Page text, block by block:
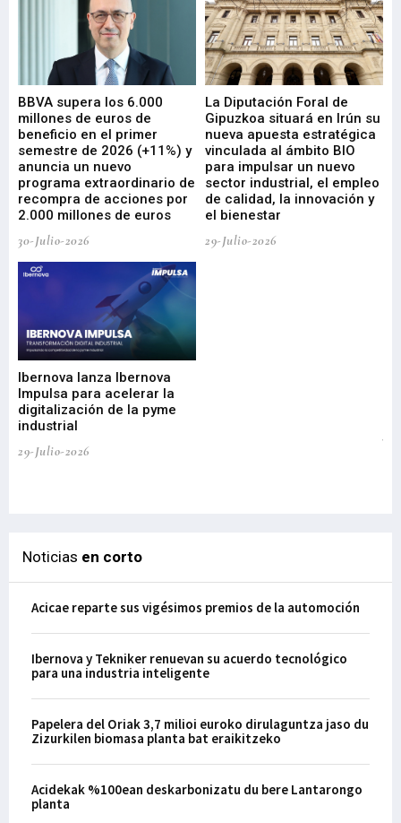
BBVA supera los 6.000
millones de euros de
beneficio en el primer
semestre de 2026 (+11%) y
anuncia un nuevo
programa extraordinario de
recompra de acciones por
2.000 millones de euros
30-Julio-2026
La Diputación Foral de
Gipuzkoa situará en Irún su
nueva apuesta estratégica
vinculada al ámbito BIO
para impulsar un nuevo
sector industrial, el empleo
de calidad, la innovación y
el bienestar
29-Julio-2026
Ibernova lanza Ibernova
Impulsa para acelerar la
digitalización de la pyme
industrial
29-Julio-2026
Noticias en corto
Acicae reparte sus vigésimos premios de la automoción
Ibernova y Tekniker renuevan su acuerdo tecnológico
para una industria inteligente
Papelera del Oriak 3,7 milioi euroko dirulaguntza jaso du
Zizurkilen biomasa planta bat eraikitzeko
Acidekak %100ean deskarbonizatu du bere Lantarongo
planta